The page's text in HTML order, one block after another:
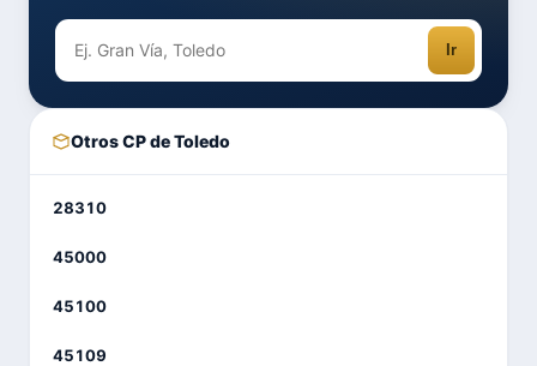
Ir
Otros CP de Toledo
28310
45000
45100
45109